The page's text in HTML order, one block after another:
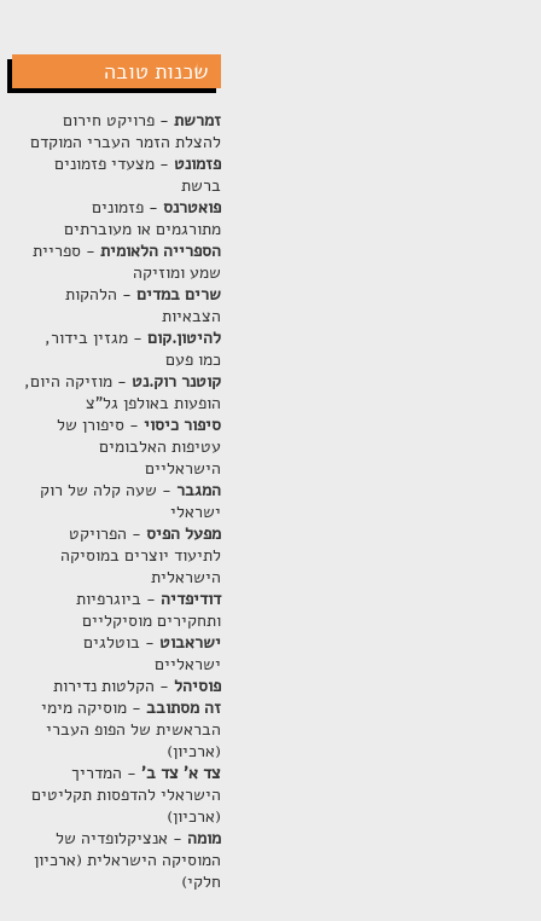
שכנות טובה
זמרשת- פרויקט חירום
להצלת הזמר העברי המוקדם
פזמונט - מצעדי פזמונים
ברשת
פואטרנס- פזמונים
מתורגמים או מעוברתים
הספרייה הלאומית- ספריית
שמע ומוזיקה
שרים במדים- הלהקות
הצבאיות
להיטון.קום- מגזין בידור,
כמו פעם
קוטנר רוק.נט - מוזיקה היום,
הופעות באולפן גל"צ
סיפור כיסוי- סיפורן של
עטיפות האלבומים
הישראליים
המגבר- שעה קלה של רוק
ישראלי
מפעל הפיס- הפרויקט
לתיעוד יוצרים במוסיקה
הישראלית
דודיפדיה - ביוגרפיות
ותחקירים מוסיקליים
ישראבוט - בוטלגים
ישראליים
פוסיהל- הקלטות נדירות
זה מסתובב- מוסיקה מימי
הבראשית של הפופ העברי
(ארכיון)
צד א' צד ב'- המדריך
הישראלי להדפסות תקליטים
(ארכיון)
מומה - אנציקלופדיה של
המוסיקה הישראלית (ארכיון
חלקי)